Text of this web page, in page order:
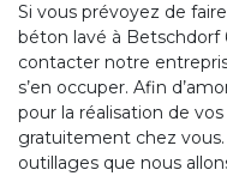
Si vous prévoyez de
béton lavé à Betschdorf
contacter notre
s’en occuper. Afin
pour la réalisation de
gratuitement chez
outillages que nous